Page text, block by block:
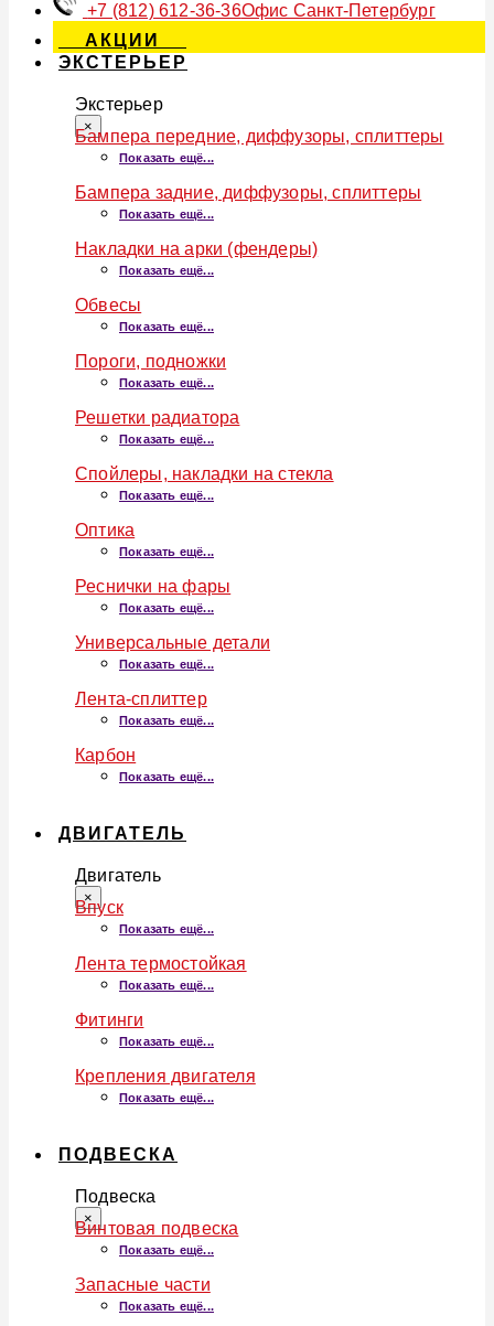
+7 (812) 612-36-36Офис Санкт-Петербург
АКЦИИ
ЭКСТЕРЬЕР
Экстерьер
×
Бампера передние, диффузоры, сплиттеры
Показать ещё...
Бампера задние, диффузоры, сплиттеры
Показать ещё...
Накладки на арки (фендеры)
Показать ещё...
Обвесы
Показать ещё...
Пороги, подножки
Показать ещё...
Решетки радиатора
Показать ещё...
Спойлеры, накладки на стекла
Показать ещё...
Оптика
Показать ещё...
Реснички на фары
Показать ещё...
Универсальные детали
Показать ещё...
Лента-сплиттер
Показать ещё...
Карбон
Показать ещё...
ДВИГАТЕЛЬ
Двигатель
×
Впуск
Показать ещё...
Лента термостойкая
Показать ещё...
Фитинги
Показать ещё...
Крепления двигателя
Показать ещё...
ПОДВЕСКА
Подвеска
×
Винтовая подвеска
Показать ещё...
Запасные части
Показать ещё...